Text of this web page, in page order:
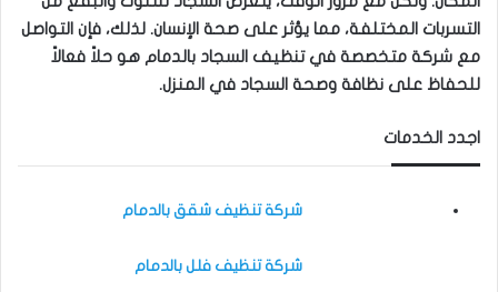
التسربات المختلفة، مما يؤثر على صحة الإنسان. لذلك، فإن التواصل
مع شركة متخصصة في تنظيف السجاد بالدمام هو حلاً فعالاً
للحفاظ على نظافة وصحة السجاد في المنزل.
اجدد الخدمات
شركة تنظيف شقق بالدمام
شركة تنظيف فلل بالدمام